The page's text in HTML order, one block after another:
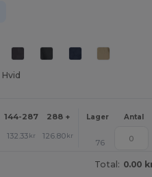
Hvid
144-287 288 + Mere
Lager Antal
132.33 kr 126.80 kr
76
Total: 0.00